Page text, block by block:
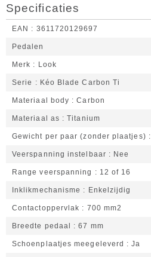
Specificaties
EAN 3611720129697
Pedalen
Merk Look
Serie Kéo Blade Carbon Ti
Materiaal body Carbon
Materiaal as Titanium
Gewicht per paar (zonder plaatjes)
Veerspanning instelbaar Nee
Range veerspanning 12 of 16
Inklikmechanisme Enkelzijdig
Contactoppervlak 700 mm2
Breedte pedaal 67 mm
Schoenplaatjes meegeleverd Ja